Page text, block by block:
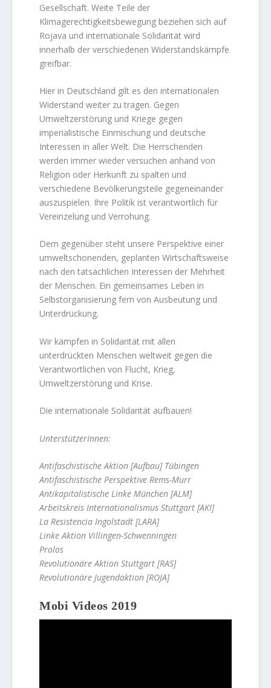
Gesellschaft. Weite Teile der
Klimagerechtigkeitsbewegung beziehen sich auf
Rojava und internationale Solidarität wird
innerhalb der verschiedenen Widerstandskämpfe
greifbar.
Hier in Deutschland gilt es den internationalen
Widerstand weiter zu tragen. Gegen
Umweltzerstörung und Kriege gegen
imperialistische Einmischung und deutsche
Interessen in aller Welt. Die Herrschenden
werden immer wieder versuchen anhand von
Religion oder Herkunft zu spalten und
verschiedene Bevölkerungsteile gegeneinander
auszuspielen. Ihre Politik ist verantwortlich für
Vereinzelung und Verrohung.
Dem gegenüber steht unsere Perspektive einer
umweltschonenden, geplanten Wirtschaftsweise
nach den tatsächlichen Interessen der Mehrheit
der Menschen. Ein gemeinsames Leben in
Selbstorganisierung fern von Ausbeutung und
Unterdrückung.
Wir kämpfen in Solidarität mit allen
unterdrückten Menschen weltweit gegen die
Verantwortlichen von Flucht, Krieg,
Umweltzerstörung und Krise.
Die internationale Solidarität aufbauen!
UnterstützerInnen:
Antifaschistische Aktion [Aufbau] Tübingen
Antifaschistische Perspektive Rems-Murr
Antikapitalistische Linke München [ALM]
Arbeitskreis Internationalismus Stuttgart [AKI]
La Resistencia Ingolstadt [LARA]
Linke Aktion Villingen-Schwenningen
Prolos
Revolutionäre Aktion Stuttgart [RAS]
Revolutionäre Jugendaktion [ROJA]
Mobi Videos 2019